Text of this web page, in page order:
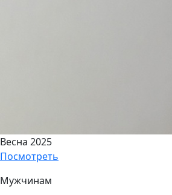
Весна 2025
Посмотреть
Мужчинам